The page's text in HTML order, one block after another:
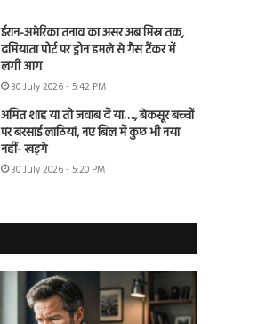
ईरान-अमेरिका तनाव का असर अब मिस्र तक,
दमियाता पोर्ट पर ड्रोन हमले से गैस टैंकर में
लगी आग
30 July 2026 - 5:42 PM
अमित शाह या तो जवाब दें या…., बेकसूर बच्चों
पर बरसाई लाठियां, नए बिल में कुछ भी नया
नहीं- खड़गे
30 July 2026 - 5:20 PM